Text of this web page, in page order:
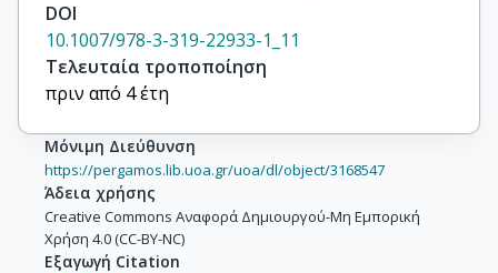
DOI
10.1007/978-3-319-22933-1_11
Τελευταία τροποποίηση
πριν από 4 έτη
Μόνιμη Διεύθυνση
https://pergamos.lib.uoa.gr/uoa/dl/object/3168547
Άδεια χρήσης
Creative Commons Αναφορά Δημιουργού-Μη Εμπορική
Χρήση 4.0 (CC-BY-NC)
Εξαγωγή Citation